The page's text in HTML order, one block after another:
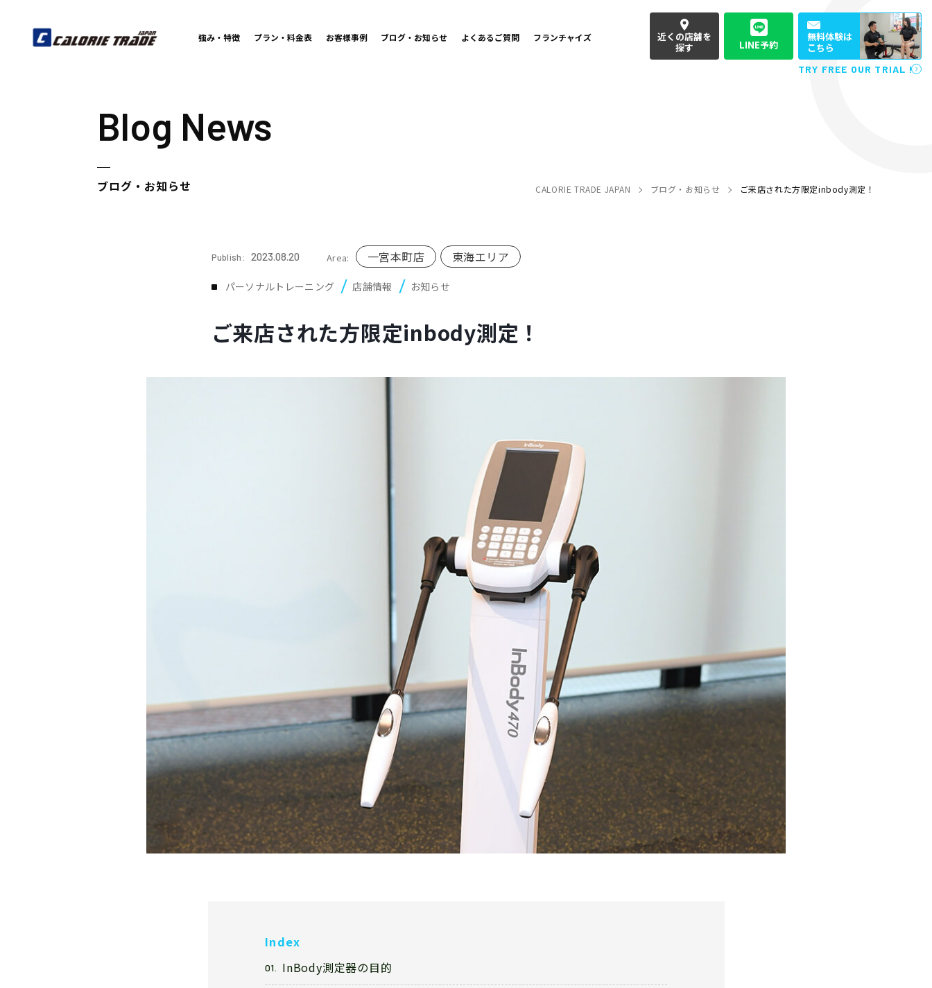
強み・特徴 プラン・料金表 お客様事例 ブログ・お知らせ よくあるご質問 フランチャイズ
近くの店舗を
探す
LINE予約
無料体験は
こちら
TRY FREE OUR TRIAL !
Blog News
ブログ・お知らせ CALORIE TRADE JAPAN ブログ・お知らせ ご来店された方限定inbody測定！
Publish: 2023.08.20 Area: 一宮本町店 東海エリア
パーソナルトレーニング 店舗情報 お知らせ
ご来店された方限定inbody測定！
Index
InBody測定器の目的